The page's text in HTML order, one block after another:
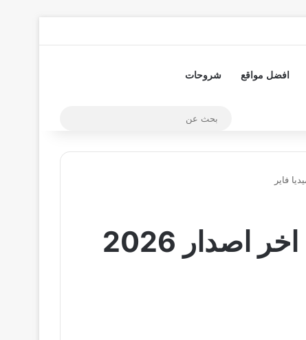
افضل مواقع شروحات
تحميل برنامج LG TV Plus للاندرويد وللايفون اخر اصدار 2026